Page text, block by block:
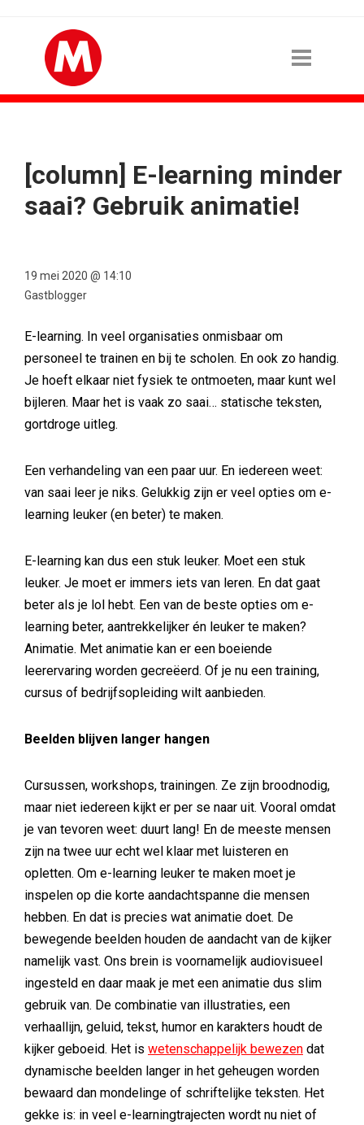
[column] E-learning minder
saai? Gebruik animatie!
19 mei 2020 @ 14:10
Gastblogger
E-learning. In veel organisaties onmisbaar om
personeel te trainen en bij te scholen. En ook zo handig.
Je hoeft elkaar niet fysiek te ontmoeten, maar kunt wel
bijleren. Maar het is vaak zo saai… statische teksten,
gortdroge uitleg.
Een verhandeling van een paar uur. En iedereen weet:
van saai leer je niks. Gelukkig zijn er veel opties om e-
learning leuker (en beter) te maken.
E-learning kan dus een stuk leuker. Moet een stuk
leuker. Je moet er immers iets van leren. En dat gaat
beter als je lol hebt. Een van de beste opties om e-
learning beter, aantrekkelijker én leuker te maken?
Animatie. Met animatie kan er een boeiende
leerervaring worden gecreëerd. Of je nu een training,
cursus of bedrijfsopleiding wilt aanbieden.
Beelden blijven langer hangen
Cursussen, workshops, trainingen. Ze zijn broodnodig,
maar niet iedereen kijkt er per se naar uit. Vooral omdat
je van tevoren weet: duurt lang! En de meeste mensen
zijn na twee uur echt wel klaar met luisteren en
opletten. Om e-learning leuker te maken moet je
inspelen op die korte aandachtspanne die mensen
hebben. En dat is precies wat animatie doet. De
bewegende beelden houden de aandacht van de kijker
namelijk vast. Ons brein is voornamelijk audiovisueel
ingesteld en daar maak je met een animatie dus slim
gebruik van. De combinatie van illustraties, een
verhaallijn, geluid, tekst, humor en karakters houdt de
kijker geboeid. Het is wetenschappelijk bewezen dat
dynamische beelden langer in het geheugen worden
bewaard dan mondelinge of schriftelijke teksten. Het
gekke is: in veel e-learningtrajecten wordt nu niet of